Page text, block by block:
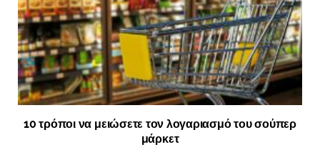
10 τρόποι να μειώσετε τον λογαριασμό του σούπερ
μάρκετ